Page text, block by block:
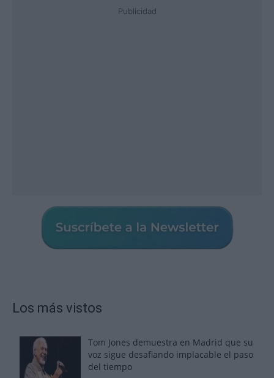
Publicidad
Los más vistos
Tom Jones demuestra en Madrid que su
voz sigue desafiando implacable el paso
del tiempo